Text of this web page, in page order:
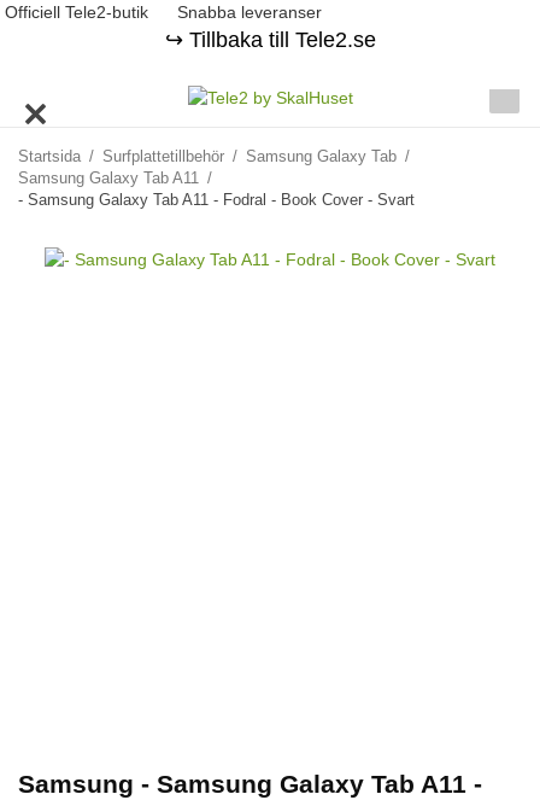
Officiell Tele2-butik Snabba leveranser
↪️ Tillbaka till Tele2.se
Startsida / Surfplattetillbehör / Samsung Galaxy Tab /
Samsung Galaxy Tab A11 /
- Samsung Galaxy Tab A11 - Fodral - Book Cover - Svart
Samsung - Samsung Galaxy Tab A11 -